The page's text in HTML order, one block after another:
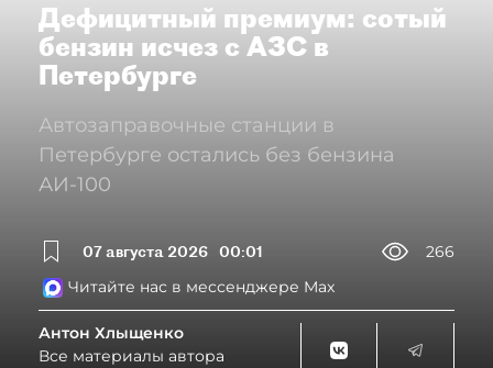
Дефицитный премиум: сотый
бензин исчез с АЗС в
Петербурге
Автозаправочные станции в
Петербурге остались без бензина
АИ-100
07 августа 2026 00:01
266
Читайте нас в мессенджере Max
Антон Хлыщенко
Все материалы автора